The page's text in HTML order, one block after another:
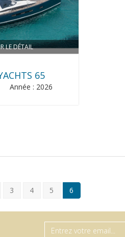
LE DÉTAIL
65
Année : 2026
3 4 5 6